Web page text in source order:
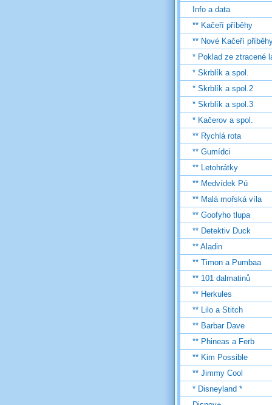
Info a data
** Kačeří příběhy
** Nové Kačeří
* Poklad ze ztracené
* Skrblík a spol.
* Skrblík a spol.2
* Skrblík a spol.3
* Kačerov a spol.
** Rychlá rota
** Gumídci
** Letohrátky
** Medvídek Pú
** Malá mořská víla
** Goofyho tlupa
** Detektiv Duck
** Aladin
** Timon a Pumbaa
** 101 dalmatinů
** Herkules
** Lilo a Stitch
** Barbar Dave
** Phineas a Ferb
** Kim Possible
** Jimmy Cool
* Disneyland *